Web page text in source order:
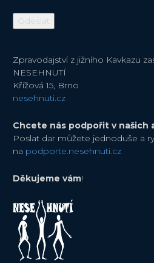
Zpravodajství z jižního Kavkazu
NESEHNUTÍ
Křížová 15, Brno
nesehnuti.cz
Chcete nás podpořit v našich
Poslat dar můžete jednoduše a
na podporte.nesehnuti.cz
Děkujeme vám!